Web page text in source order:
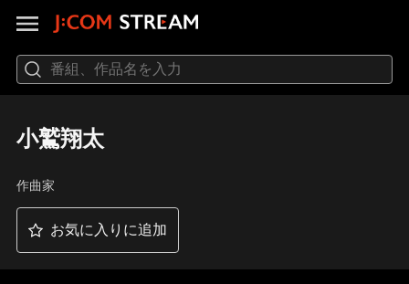
小鷲翔太
作曲家
お気に入りに追加